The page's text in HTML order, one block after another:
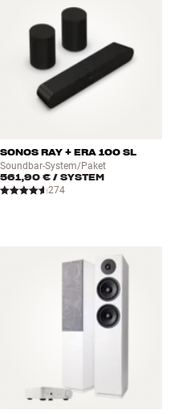
SONOS RAY + ERA 100 SL
Soundbar-System/Paket
561,90 € / SYSTEM
274